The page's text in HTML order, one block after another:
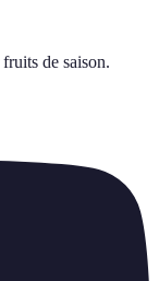
fruits de saison.